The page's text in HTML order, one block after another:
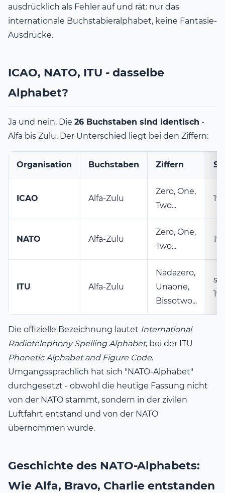
ausdrücklich als Fehler auf und rät: nur das
internationale Buchstabieralphabet, keine Fantasie-
Ausdrücke.
ICAO, NATO, ITU - dasselbe
Alphabet?
Ja und nein. Die 26 Buchstaben sind identisch -
Alfa bis Zulu. Der Unterschied liegt bei den Ziffern:
Organisation Buchstaben Ziffern
ICAO Alfa-Zulu
Zero, One,
Two...
NATO Alfa-Zulu
Zero, One,
Two...
ITU Alfa-Zulu
Nadazero,
Unaone,
Bissotwo...
Die offizielle Bezeichnung lautet International
Radiotelephony Spelling Alphabet, bei der ITU
Phonetic Alphabet and Figure Code.
Umgangssprachlich hat sich "NATO-Alphabet"
durchgesetzt - obwohl die heutige Fassung nicht
von der NATO stammt, sondern in der zivilen
Luftfahrt entstand und von der NATO
übernommen wurde.
Geschichte des NATO-Alphabets:
Wie Alfa, Bravo, Charlie entstanden